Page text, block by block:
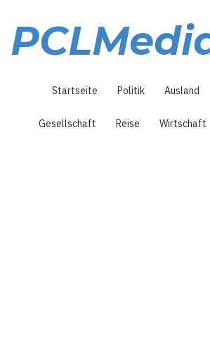
Inhalt
Startseite Politik Ausland
Gesellschaft Reise Wirtschaft